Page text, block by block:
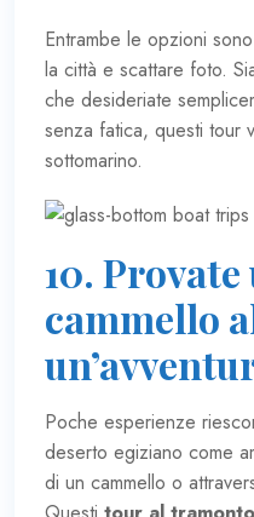
Entrambe le opzioni
la città e scattare foto.
che desideriate
senza fatica, questi tour
sottomarino.
10.
cammello
Poche esperienze
deserto egiziano come
di un cammello o